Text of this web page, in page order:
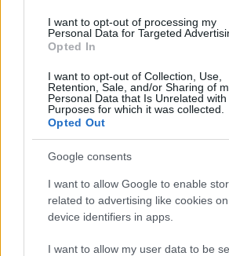
I want to opt-out of processing my
Personal Data for Targeted
Opted In
I want to opt-out of Collection, Use,
Retention, Sale, and/or Sharing of
Personal Data that Is Unrelated
Purposes for which it was collected.
Opted Out
Google consents
I want to allow Google to enable
related to advertising like cookies
device identifiers in apps.
I want to allow my user data to be
Mindegyiküket leváltotta Orbán.